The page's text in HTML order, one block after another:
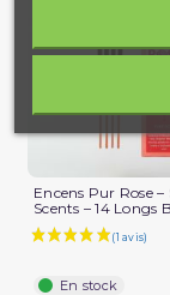
Encens Pur Rose –
Scents – 14 Longs
En stock